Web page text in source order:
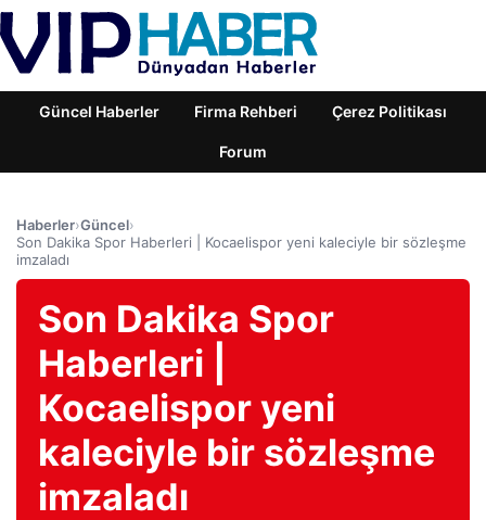
Güncel Haberler Firma Rehberi Çerez Politikası
Forum
Haberler›Güncel›
Son Dakika Spor Haberleri | Kocaelispor yeni kaleciyle bir sözleşme
imzaladı
Son Dakika Spor
Haberleri |
Kocaelispor yeni
kaleciyle bir sözleşme
imzaladı